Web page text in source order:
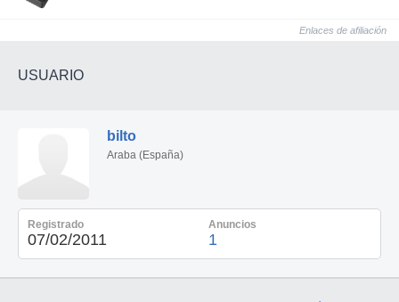
Enlaces de afiliación
USUARIO
bilto
Araba (España)
Registrado
07/02/2011
Anuncios
1